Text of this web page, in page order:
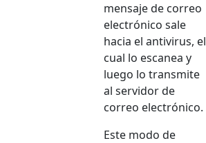
mensaje de correo
electrónico sale
hacia el antivirus, el
cual lo escanea y
luego lo transmite
al servidor de
correo electrónico.
Este modo de